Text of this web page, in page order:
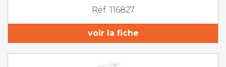
Réf. 116827
voir la fiche